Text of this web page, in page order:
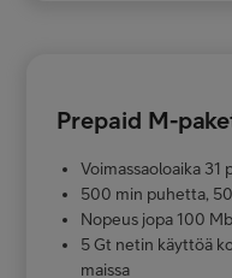
Prepaid M-
Voimassaoloaika 31
500 min puhetta,
Nopeus jopa 100
5 Gt netin käyttöä
maissa